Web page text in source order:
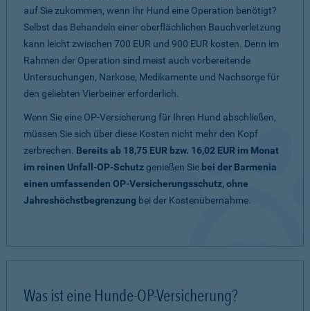
auf Sie zukommen, wenn Ihr Hund eine Operation benötigt?
Selbst das Behandeln einer oberflächlichen Bauchverletzung
kann leicht zwischen 700 EUR und 900 EUR kosten. Denn im
Rahmen der Operation sind meist auch vorbereitende
Untersuchungen, Narkose, Medikamente und Nachsorge für
den geliebten Vierbeiner erforderlich.
Wenn Sie eine OP-Versicherung für Ihren Hund abschließen,
müssen Sie sich über diese Kosten nicht mehr den Kopf
zerbrechen. Bereits ab 18,75 EUR bzw. 16,02 EUR im Monat
im reinen Unfall-OP-Schutzgenießen Sie bei der Barmenia
einen umfassenden OP-Versicherungsschutz, ohne
Jahreshöchstbegrenzung bei der Kostenübernahme.
Was ist eine Hunde-OP-Versicherung?